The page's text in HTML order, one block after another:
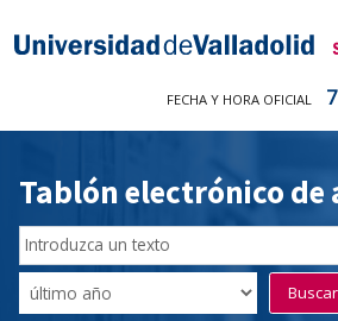
Sede electrónica
FECHA Y HORA OFICIAL
Tablón electrónico de
Buscador
del
Tablón
Filtro
de
Buscar